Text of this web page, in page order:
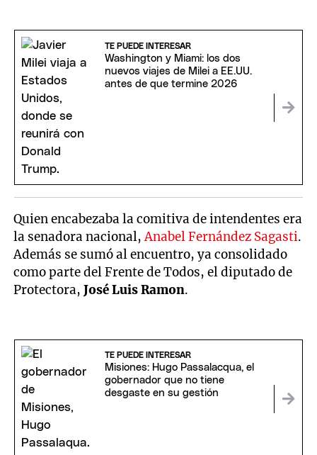
TE PUEDE INTERESAR
Washington y Miami: los dos
nuevos viajes de Milei a EE.UU.
antes de que termine 2026
Quien encabezaba la comitiva de intendentes era
la senadora nacional,Anabel Fernández Sagasti.
Además se sumó al encuentro, ya consolidado
como parte del Frente de Todos, el diputado de
Protectora,José Luis Ramon.
TE PUEDE INTERESAR
Misiones: Hugo Passalacqua, el
gobernador que no tiene
desgaste en su gestión